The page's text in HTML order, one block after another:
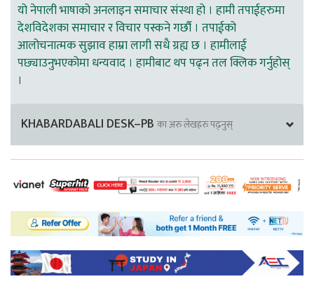
यो नेपाली भाषाको अनलाइन समाचार संस्था हो । हामी तपाईहरुमा
देशविदेशका समाचार र विचार पस्कने गर्छौ । तपाईको
आलोचनात्मक सुझाव हाम्रा लागी सधै ग्रह्य छ । हामीलाई
पछ्याउनुभएकोमा धन्यवाद । हामीबाट थप पढ्न तल क्लिक गर्नुहोस्
।
KHABARDABALI DESK–PB का अरु लेखहरु पढ्नुस्